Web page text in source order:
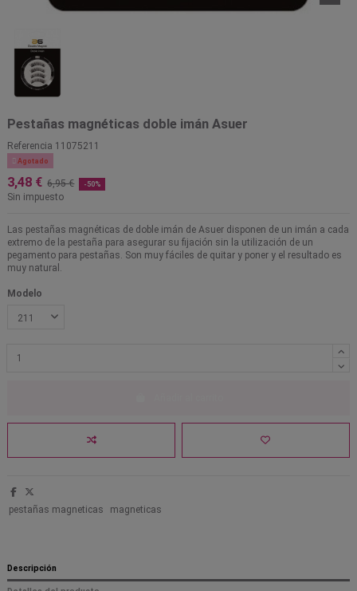
Pestañas magnéticas doble imán Asuer
Referencia 11075211
 Agotado
3,48 € 6,95 € -50%
Sin impuesto
Las pestañas magnéticas de doble imán de Asuer disponen de un imán a cada
extremo de la pestaña para asegurar su fijación sin la utilización de un
pegamento para pestañas. Son muy fáciles de quitar y poner y el resultado es
muy natural.
Modelo
pestañas magneticas magneticas
Descripción